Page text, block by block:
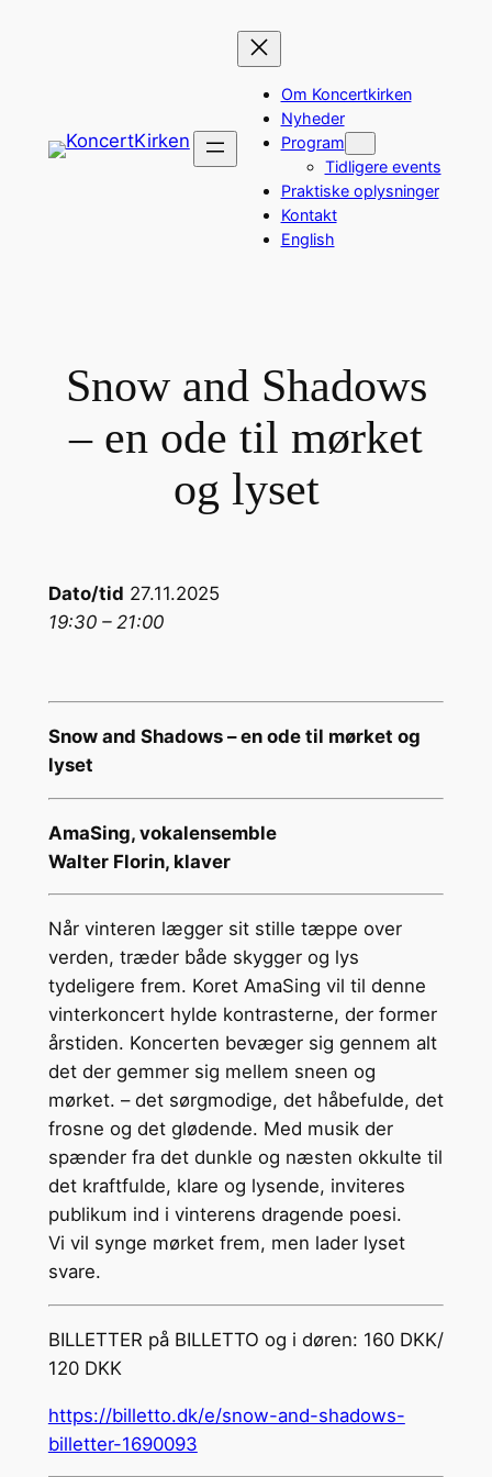
Om Koncertkirken
Nyheder
Program
Tidligere events
Praktiske oplysninger
Kontakt
English
Snow and Shadows
– en ode til mørket
og lyset
Dato/tid 27.11.2025
19:30 – 21:00
Snow and Shadows – en ode til mørket og
lyset
AmaSing, vokalensemble
Walter Florin, klaver
Når vinteren lægger sit stille tæppe over
verden, træder både skygger og lys
tydeligere frem. Koret AmaSing vil til denne
vinterkoncert hylde kontrasterne, der former
årstiden. Koncerten bevæger sig gennem alt
det der gemmer sig mellem sneen og
mørket. – det sørgmodige, det håbefulde, det
frosne og det glødende. Med musik der
spænder fra det dunkle og næsten okkulte til
det kraftfulde, klare og lysende, inviteres
publikum ind i vinterens dragende poesi.
Vi vil synge mørket frem, men lader lyset
svare.
BILLETTER på BILLETTO og i døren: 160 DKK/
120 DKK
https://billetto.dk/e/snow-and-shadows-
billetter-1690093